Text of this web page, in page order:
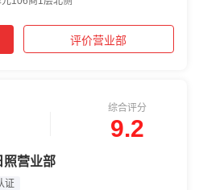
评价营业部
综合评分
9.2
照营业部
证